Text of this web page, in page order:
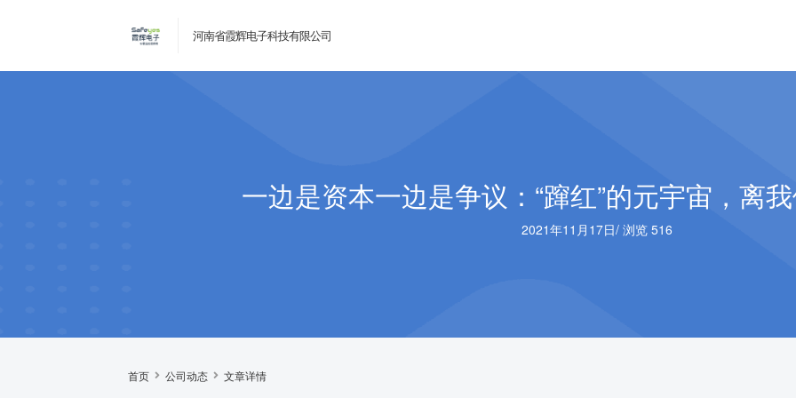
河南省霞辉电子科技有限公司
一边是资本一边是争议：“蹿红”的元宇宙，离
2021年11月17日/ 浏览 516
首页 公司动态 文章详情